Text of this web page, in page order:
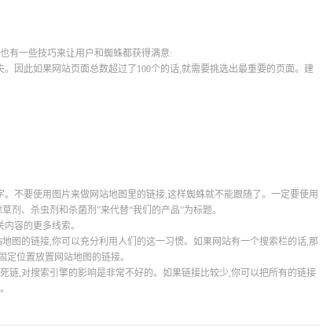
有一些技巧来让用户和蜘蛛都获得满意:
因此如果网站页面总数超过了100个的话,就需要挑选出最重要的页面。建
不要使用图片来做网站地图里的链接,这样蜘蛛就不能跟随了。一定要使用
、杀虫剂和杀菌剂”来代替“我们的产品”为标题。
容的更多线索。
图的链接,你可以充分利用人们的这一习惯。如果网站有一个搜索栏的话,那
位置放置网站地图的链接。
链,对搜索引擎的影响是非常不好的。如果链接比较少,你可以把所有的链接